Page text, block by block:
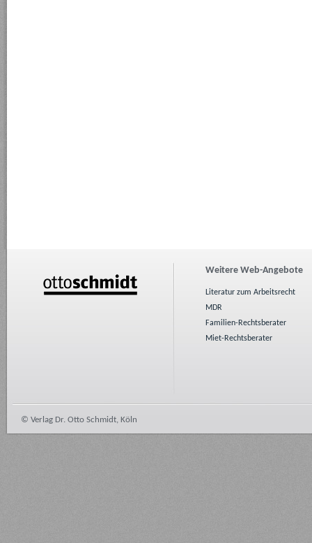
Weitere Web-Angebote
Literatur zum Arbeitsrecht
MDR
Familien-Rechtsberater
Miet-Rechtsberater
© Verlag Dr. Otto Schmidt, Köln